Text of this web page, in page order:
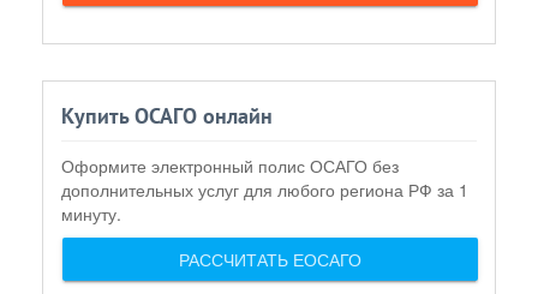
Купить ОСАГО онлайн
Оформите электронный полис ОСАГО без
дополнительных услуг для любого региона РФ за 1
минуту.
РАССЧИТАТЬ ЕОСАГО